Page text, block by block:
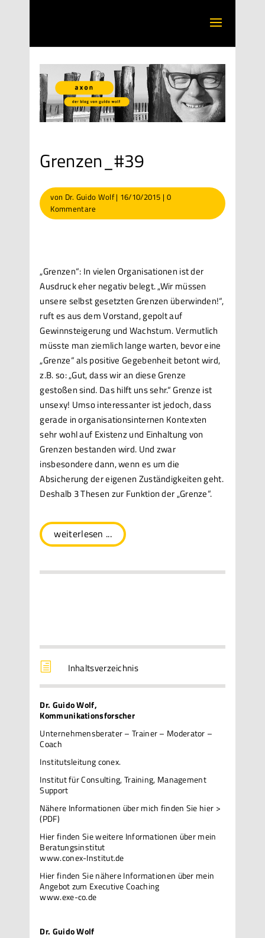
Grenzen_#39
von Dr. Guido Wolf| 16/10/2015 | 0
Kommentare
„Grenzen“: In vielen Organisationen ist der
Ausdruck eher negativ belegt. „Wir müssen
unsere selbst gesetzten Grenzen überwinden!“,
ruft es aus dem Vorstand, gepolt auf
Gewinnsteigerung und Wachstum. Vermutlich
müsste man ziemlich lange warten, bevor eine
„Grenze“ als positive Gegebenheit betont wird,
z.B. so: „Gut, dass wir an diese Grenze
gestoßen sind. Das hilft uns sehr.“ Grenze ist
unsexy! Umso interessanter ist jedoch, dass
gerade in organisationsinternen Kontexten
sehr wohl auf Existenz und Einhaltung von
Grenzen bestanden wird. Und zwar
insbesondere dann, wenn es um die
Absicherung der eigenen Zuständigkeiten geht.
Deshalb 3 Thesen zur Funktion der „Grenze“.
weiterlesen ...
h Inhaltsverzeichnis
Dr. Guido Wolf,
Kommunikationsforscher
Unternehmensberater – Trainer – Moderator –
Coach
Institutsleitung conex.
Institut für Consulting, Training, Management
Support
Nähere Informationen über mich finden Sie hier >
(PDF)
Hier finden Sie weitere Informationen über mein
Beratungsinstitut
www.conex-Institut.de
Hier finden Sie nähere Informationen über mein
Angebot zum Executive Coaching
www.exe-co.de
Dr. Guido Wolf